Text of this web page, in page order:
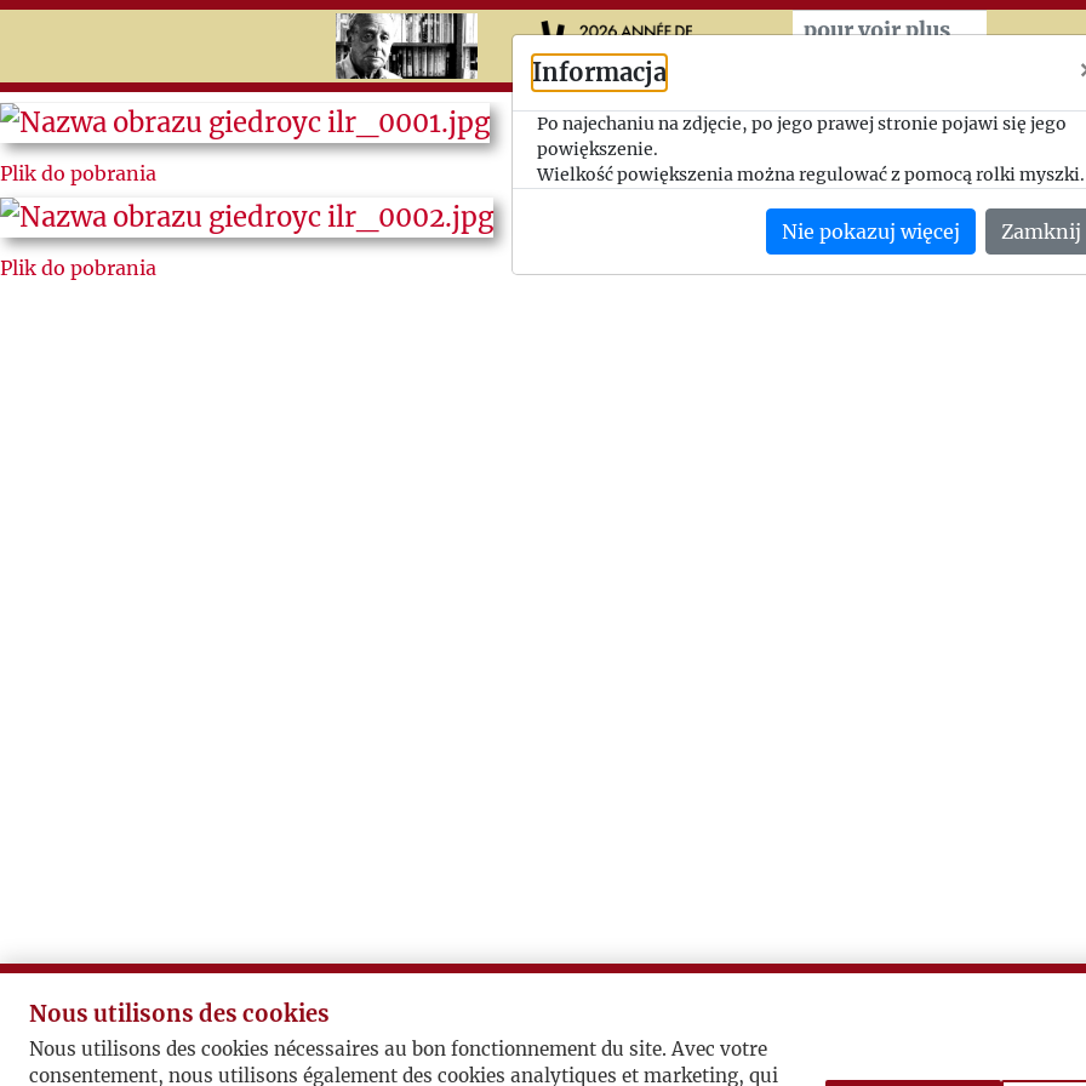
Przeskocz do treści
pour voir plus
Search
Jerzy
Giedroyc
Plik do pobrania
Plik do pobrania
Pilny telegram
1946-05, Jerzy Giedroyc - Zofia Hertz
Telegram od Jerzego Giedroycia do pracowników Instytutu.
Informacja
Po najechaniu na zdjęcie, po jego prawej stronie pojawi się jego
powiększenie.
Wielkość powiększenia można regulować z pomocą rolki myszki.
Nie pokazuj więcej Zamknij
Nous utilisons des cookies
Nous utilisons des cookies nécessaires au bon fonctionnement du site. Avec votre
consentement, nous utilisons également des cookies analytiques et marketing, qui